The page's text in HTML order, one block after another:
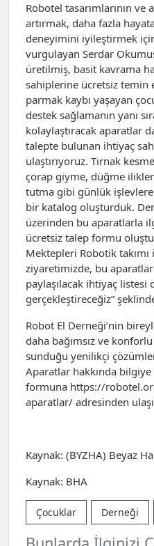
Robotel tasarımlarının
artırmak, daha fazla
deneyimini iyileştirmek için
vurgulayan Serdar
üretilmiş, basit kavrama
sahiplerine ücretsiz temin
parmak kaybı yaşayan
destek sağlamanın yanı
kolaylaştıracak aparatlar
talepte bulunan ihtiyaç
ulaştırıyoruz. Tırnak
çorap giyme, düğme
tutma gibi günlük
bir katalog oluşturduk.
üzerinden bu aparatlarla
ücretsiz talep formu
Mektepleri Robotik takımı
ziyaretimizde, bu
paylaşılacak ihtiyaç
gerçekleştireceğiz”
Robot El Derneği’nin
daha bağımsız ve
sunduğu yenilikçi
Aparatlar hakkında
formuna https://
aparatlar/ adresinden
Kaynak: (BYZHA) Beyaz
Kaynak: BHA
Çocuklar Derneği